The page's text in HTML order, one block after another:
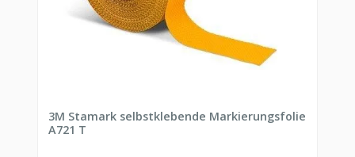
3M Stamark selbstklebende Markierungsfolie
A721 T